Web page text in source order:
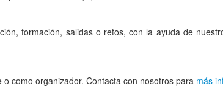
formación, salidas o retos, con la ayuda de
como organizador. Contacta con nosotros para más